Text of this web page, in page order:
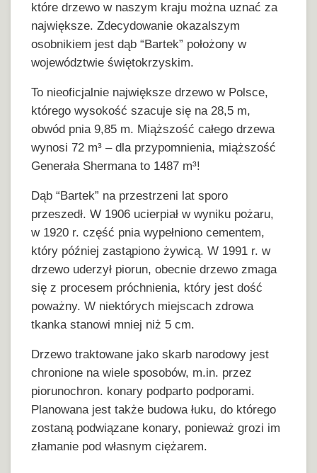
które drzewo w naszym kraju można uznać za
największe. Zdecydowanie okazalszym
osobnikiem jest dąb “Bartek” położony w
województwie świętokrzyskim.
To nieoficjalnie największe drzewo w Polsce,
którego wysokość szacuje się na 28,5 m,
obwód pnia 9,85 m. Miąższość całego drzewa
wynosi 72 m³ – dla przypomnienia, miąższość
Generała Shermana to 1487 m³!
Dąb “Bartek” na przestrzeni lat sporo
przeszedł. W 1906 ucierpiał w wyniku pożaru,
w 1920 r. część pnia wypełniono cementem,
który później zastąpiono żywicą. W 1991 r. w
drzewo uderzył piorun, obecnie drzewo zmaga
się z procesem próchnienia, który jest dość
poważny. W niektórych miejscach zdrowa
tkanka stanowi mniej niż 5 cm.
Drzewo traktowane jako skarb narodowy jest
chronione na wiele sposobów, m.in. przez
piorunochron. konary podparto podporami.
Planowana jest także budowa łuku, do którego
zostaną podwiązane konary, ponieważ grozi im
złamanie pod własnym ciężarem.